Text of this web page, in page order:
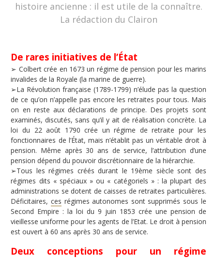
histoire ancienne : il est utile de la connaître.
La rédaction du Clairon
De rares initiatives de l’État
➢ Colbert crée en 1673 un régime de pension pour les marins
invalides de la Royale (la marine de guerre).
➢La Révolution française (1789-1799) n’élude pas la question
de ce qu’on n’appelle pas encore les retraites pour tous. Mais
on en reste aux déclarations de principe. Des projets sont
examinés, discutés, sans qu’il y ait de réalisation concrète. La
loi du 22 août 1790 crée un régime de retraite pour les
fonctionnaires de l’État, mais n’établit pas un véritable droit à
pension. Même après 30 ans de service, l’attribution d’une
pension dépend du pouvoir discrétionnaire de la hiérarchie.
➢Tous les régimes créés durant le 19ème siècle sont des
régimes dits « spéciaux » ou « catégoriels » : la plupart des
administrations se dotent de caisses de retraites particulières.
Déficitaires, ces régimes autonomes sont supprimés sous le
Second Empire : la loi du 9 juin 1853 crée une pension de
vieillesse uniforme pour les agents de l’Etat. Le droit à pension
est ouvert à 60 ans après 30 ans de service.
Deux conceptions pour un régime